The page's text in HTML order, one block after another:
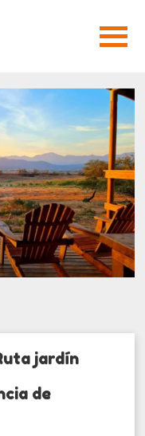
jardín
de